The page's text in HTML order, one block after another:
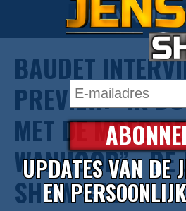
BAUDET
PREVIEW: “IK
MET DE MOED
WANHOOP” - DE
SHOW #72
UPDATES VAN DE
EN